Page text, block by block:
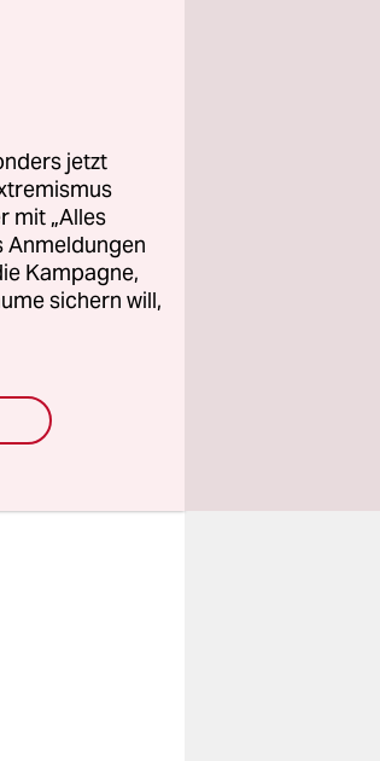
jetzt
mit „Alles
Anmeldungen
Kampagne,
sichern will,